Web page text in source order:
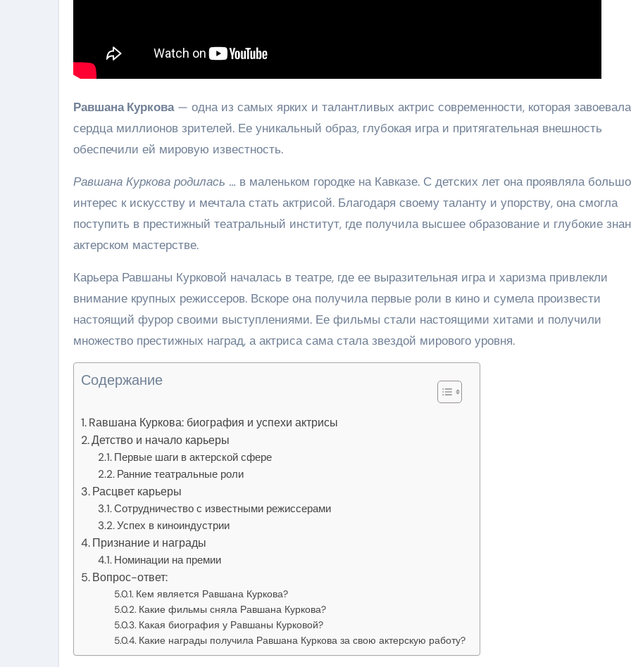
Равшана Куркова— одна из самых ярких и талантливых актрис современности, которая завоевала
сердца миллионов зрителей. Ее уникальный образ, глубокая игра и притягательная внешность
обеспечили ей мировую известность.
Равшана Куркова родилась … в маленьком городке на Кавказе. С детских лет она проявляла
интерес к искусству и мечтала стать актрисой. Благодаря своему таланту и упорству, она смогла
поступить в престижный театральный институт, где получила высшее образование и глубокие
актерском мастерстве.
Карьера Равшаны Курковой началась в театре, где ее выразительная игра и харизма привлекли
внимание крупных режиссеров. Вскоре она получила первые роли в кино и сумела произвести
настоящий фурор своими выступлениями. Ее фильмы стали настоящими хитами и получили
множество престижных наград, а актриса сама стала звездой мирового уровня.
Содержание
Rавшана Куркова: биография и успехи актрисы
Детство и начало карьеры
Первые шаги в актерской сфере
Ранние театральные роли
Расцвет карьеры
Сотрудничество с известными режиссерами
Успех в киноиндустрии
Признание и награды
Номинации на премии
Вопрос-ответ:
Кем является Равшана Куркова?
Какие фильмы сняла Равшана Куркова?
Какая биография у Равшаны Курковой?
Какие награды получила Равшана Куркова за свою актерскую работу?